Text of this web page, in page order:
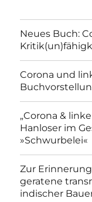
Neues Buch:
Corona und
„Corona &
Hanloser im
»Schwurbelei«
Zur
geratene
indischer